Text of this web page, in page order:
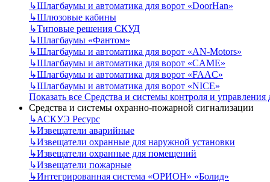
↳Шлагбаумы и автоматика для ворот «DoorHan»
↳Шлюзовые кабины
↳Типовые решения СКУД
↳Шлагбаумы «Фантом»
↳Шлагбаумы и автоматика для ворот «AN-Motors»
↳Шлагбаумы и автоматика для ворот «CAME»
↳Шлагбаумы и автоматика для ворот «FAAC»
↳Шлагбаумы и автоматика для ворот «NICE»
Показать все Средства и системы контроля и управления
Средства и системы охранно-пожарной сигнализации
↳АСКУЭ Ресурс
↳Извещатели аварийные
↳Извещатели охранные для наружной установки
↳Извещатели охранные для помещений
↳Извещатели пожарные
↳Интегрированная система «ОРИОН» «Болид»